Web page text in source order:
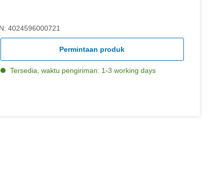
4024596000721
Permintaan produk
Tersedia, waktu pengiriman: 1-3 working days